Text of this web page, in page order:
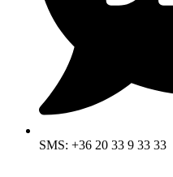
SMS: +36 20 33 9 33 33